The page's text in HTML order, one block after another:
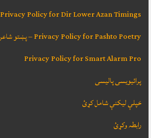
Privacy Policy for Dir Lower Azan Timings
Privacy Policy for Pashto Poetry – پښتو شاعري
Privacy Policy for Smart Alarm Pro
پرائیویسی پالیسی
خپلې ليکنې شامل کړئ
رابطہ وکړئ